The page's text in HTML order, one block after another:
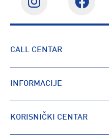
CALL CENTAR
INFORMACIJE
KORISNIČKI CENTAR